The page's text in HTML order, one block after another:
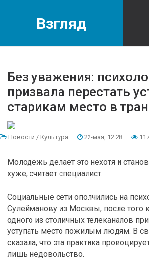
Взгляд
Без уважения:
призвала перестать
старикам место в
Новости / Культура 22-мая, 12:28 117
Молодёжь делает это нехотя и
хуже, считает специалист.
Социальные сети ополчились на
Сулейманову из Москвы, после того
одного из столичных телеканалов
уступать место пожилым людям. В
сказала, что эта практика
лишь недовольство.